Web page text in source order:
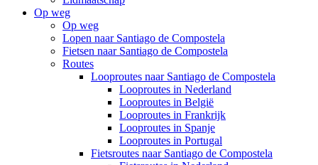
Op weg
Op weg
Lopen naar Santiago de Compostela
Fietsen naar Santiago de Compostela
Routes
Looproutes naar Santiago de Compostela
Looproutes in Nederland
Looproutes in België
Looproutes in Frankrijk
Looproutes in Spanje
Looproutes in Portugal
Fietsroutes naar Santiago de Compostela